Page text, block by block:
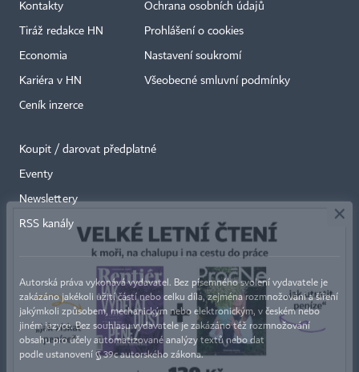
Kontakty
Tiráž redakce HN
Economia
Kariéra v HN
Ceník inzerce
Ochrana osobních údajů
Prohlášení o cookies
Nastavení soukromí
Všeobecné smluvní podmínky
Koupit / darovat předplatné
Eventy
Newslettery
RSS kanály
Autorská práva vykonává vydavatel. Bez písemného svolení vydavatele je
zakázáno jakékoli užití částí nebo celku díla, zejména rozmnožování a šíření
jakýmkoli způsobem, mechanickým nebo elektronickým, v českém nebo
jiném jazyce. Bez souhlasu vydavatele je zakázáno též rozmnožování
obsahu pro účely automatizované analýzy textů nebo dat
podle ustanovení § 39c autorského zákona.